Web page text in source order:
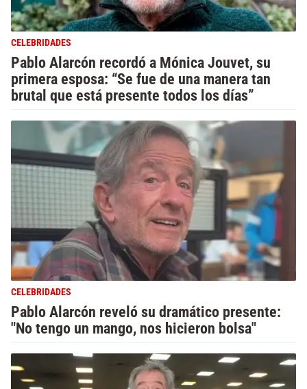
CELEBRIDADES
Pablo Alarcón recordó a Mónica Jouvet, su
primera esposa: “Se fue de una manera tan
brutal que está presente todos los días”
CELEBRIDADES
Pablo Alarcón reveló su dramático presente:
"No tengo un mango, nos hicieron bolsa"